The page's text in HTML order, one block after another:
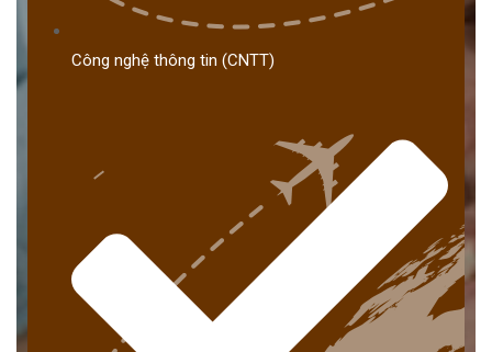
Công nghệ thông tin (CNTT)